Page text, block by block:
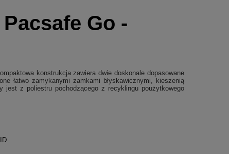
Go -
konstrukcja zawiera dwie doskonale dopasowane
łatwo zamykanymi zamkami błyskawicznymi, kieszenią
jest z poliestru pochodzącego z recyklingu poużytkowego